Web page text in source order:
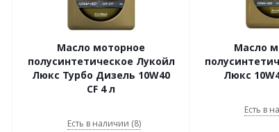
Масло моторное
полусинтетическое Лукойл
Люкс Турбо Дизель 10W40
CF 4 л
Есть в наличии (8)
Масло
Люкс
Есть в